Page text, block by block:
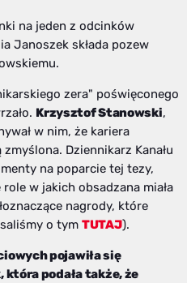
na jeden z odcinków
Janoszek składa pozew
zera" poświęconego
Krzysztof Stanowski,
w nim, że kariera
Dziennikarz Kanału
na poparcie tej tezy,
w jakich obsadzana miała
nagrody, które
o tym TUTAJ).
pojawiła się
podała także, że